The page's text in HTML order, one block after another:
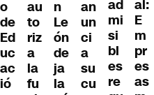
o
de
Ed
uc
ac
ió
au
to
riz
a
la
fu
n
Le
ón
de
ja
la
an
un
ci
a
su
cu
ad
mi
si
bl
es
re
al:
E
m
pr
es
as